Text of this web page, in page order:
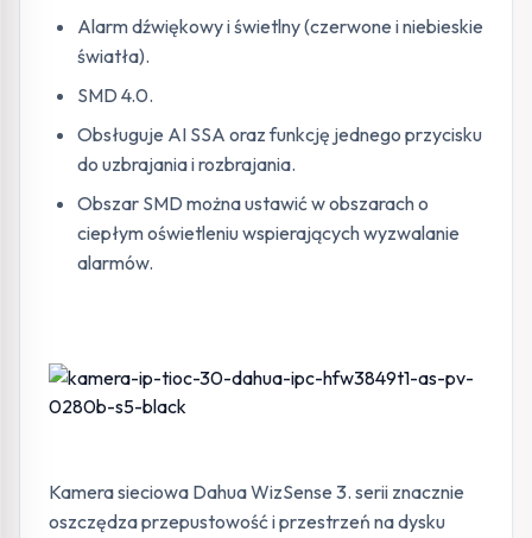
Alarm dźwiękowy i świetlny (czerwone i niebieskie
światła).
SMD 4.0.
Obsługuje AI SSA oraz funkcję jednego przycisku
do uzbrajania i rozbrajania.
Obszar SMD można ustawić w obszarach o
ciepłym oświetleniu wspierających wyzwalanie
alarmów.
Kamera sieciowa Dahua WizSense 3. serii znacznie
oszczędza przepustowość i przestrzeń na dysku